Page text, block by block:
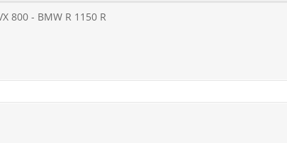
800 - BMW R 1150 R